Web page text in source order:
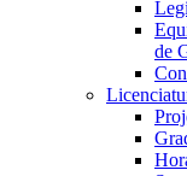
de